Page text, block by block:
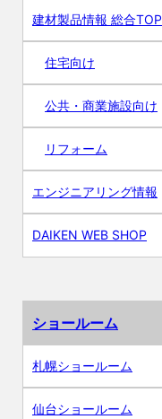
建材製品情報 総合TOP
住宅向け
公共・商業施設向け
リフォーム
エンジニアリング情報
DAIKEN WEB SHOP
ショールーム
札幌ショールーム
仙台ショールーム